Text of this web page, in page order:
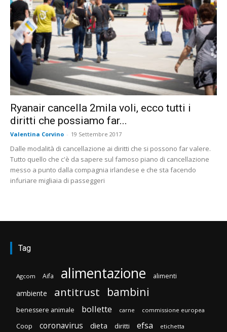
Ryanair cancella 2mila voli, ecco tutti i
diritti che possiamo far...
Valentina Corvino - 19 Settembre 2017
Dalle modalità di cancellazione ai diritti che si possono far valere.
Tutto quello che c'è da sapere sul famoso piano di cancellazione
messo a punto dalla compagnia irlandese e che sta facendo
infuriare migliaia di passeggeri
Tag
Agcom Aifa alimentazione alimenti
ambiente antitrust bambini
benessere animale bollette carne commissione europea
Coop coronavirus dieta diritti efsa etichetta